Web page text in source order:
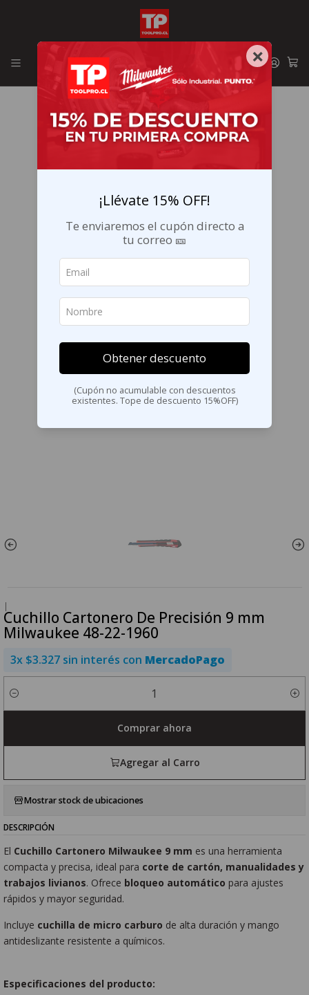
Envíos GRATIS en la RM por compras sobre $29.990
|
Cuchillo Cartonero De Precisión 9 mm
Milwaukee 48-22-1960
3x $3.327 sin interés con MercadoPago
Cantidad
Agregar al Carro
Comprar ahora
Mostrar stock de ubicaciones
DESCRIPCIÓN
El Cuchillo Cartonero Milwaukee 9 mm es una herramienta
compacta y precisa, ideal para corte de cartón, manualidades y
trabajos livianos. Ofrece bloqueo automático para ajustes
rápidos y mayor seguridad.
Incluye cuchilla de micro carburo de alta duración y mango
antideslizante resistente a químicos.
Especificaciones del producto:
×
¡Llévate 15% OFF!
Te enviaremos el cupón directo a
tu correo 🎫
Obtener descuento
(Cupón no acumulable con descuentos
existentes. Tope de descuento 15%OFF)